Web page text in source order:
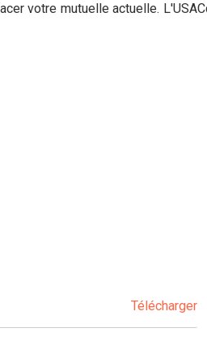
votre mutuelle actuelle.
Télécharger